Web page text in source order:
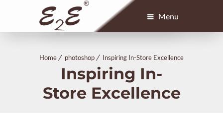
Menu
Home photoshop Inspiring In-Store Excellence
Inspiring In-
Store Excellence